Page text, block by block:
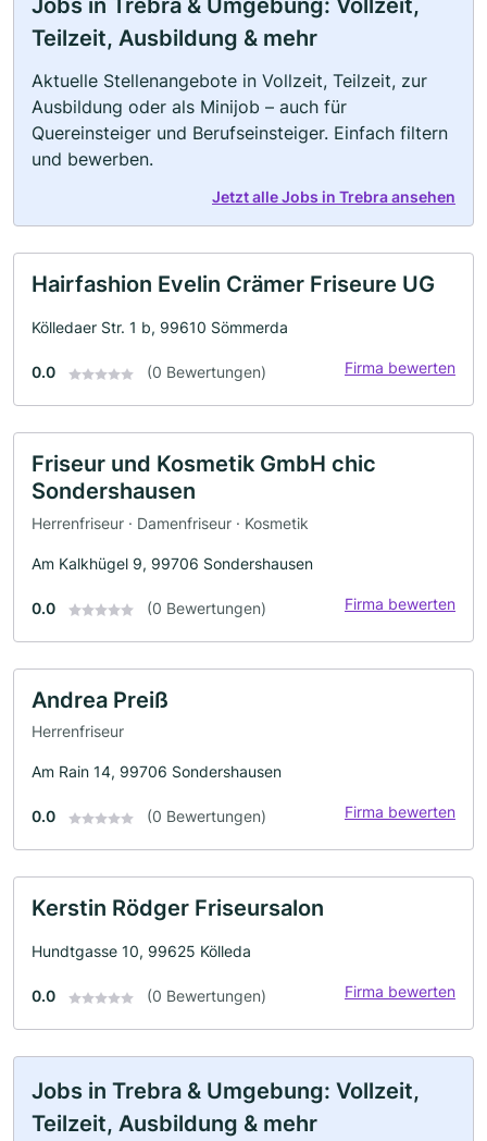
Jobs in Trebra & Umgebung: Vollzeit,
Teilzeit, Ausbildung & mehr
Aktuelle Stellenangebote in Vollzeit, Teilzeit, zur
Ausbildung oder als Minijob – auch für
Quereinsteiger und Berufseinsteiger. Einfach filtern
und bewerben.
Jetzt alle Jobs in Trebra ansehen
Hairfashion Evelin Crämer Friseure UG
Kölledaer Str. 1 b, 99610 Sömmerda
0.0 (0 Bewertungen) Firma bewerten
Friseur und Kosmetik GmbH chic
Sondershausen
Herrenfriseur · Damenfriseur · Kosmetik
Am Kalkhügel 9, 99706 Sondershausen
0.0 (0 Bewertungen) Firma bewerten
Andrea Preiß
Herrenfriseur
Am Rain 14, 99706 Sondershausen
0.0 (0 Bewertungen) Firma bewerten
Kerstin Rödger Friseursalon
Hundtgasse 10, 99625 Kölleda
0.0 (0 Bewertungen) Firma bewerten
Jobs in Trebra & Umgebung: Vollzeit,
Teilzeit, Ausbildung & mehr